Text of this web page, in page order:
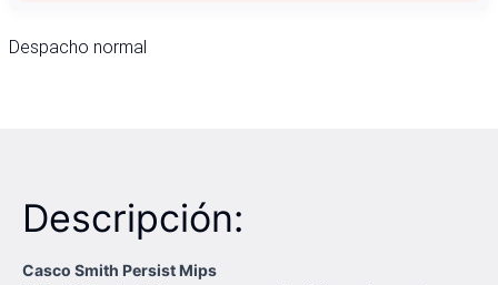
Despacho normal
Descripción:
Casco Smith Persist Mips